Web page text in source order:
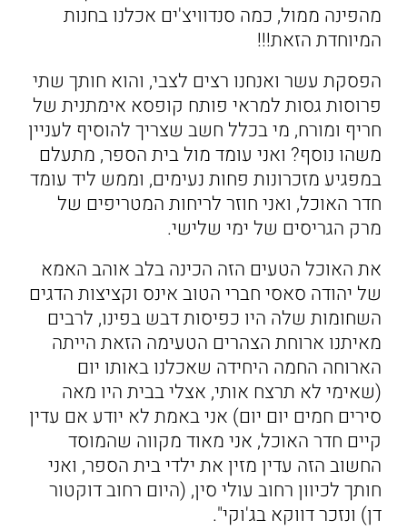
מהפינה ממול, כמה סנדוויצ'ים אכלנו בחנות
המיוחדת הזאת!!!
הפסקת עשר ואנחנו רצים לצבי, והוא חותך שתי
פרוסות גסות למראי פותח קופסא אימתנית של
חריף ומורח, מי בכלל חשב שצריך להוסיף לעניין
משהו נוסף? ואני עומד מול בית הספר, מתעלם
במפגיע מזכרונות פחות נעימים, וממש ליד עומד
חדר האוכל, ואני חוזר לריחות המטריפים של
מרק הגריסים של ימי שלישי.
את האוכל הטעים הזה הכינה בלב אוהב האמא
של יהודה סאסי חברי הטוב אינס וקציצות הדגים
השחומות שלה היו כפיסות דבש בפינו, לרבים
מאיתנו ארוחת הצהרים הטעימה הזאת הייתה
הארוחה החמה היחידה שאכלנו באותו יום
(שאימי לא תרצח אותי, אצלי בבית היו מאה
סירים חמים יום יום) אני באמת לא יודע אם עדין
קיים חדר האוכל, אני מאוד מקווה שהמוסד
החשוב הזה עדין מזין את ילדי בית הספר, ואני
חותך לכיוון רחוב עולי סין, (היום רחוב דוקטור
דן) ונזכר דווקא בג'וקי".